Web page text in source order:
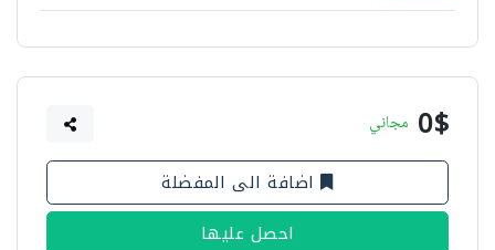
0$ مجاني
اضافة الى المفضلة
احصل عليها